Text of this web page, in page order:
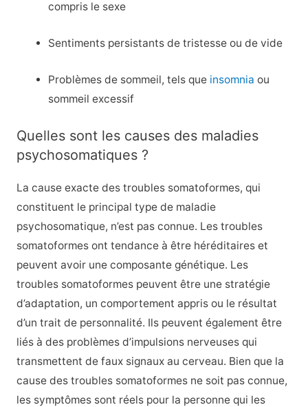
compris le sexe
Sentiments persistants de tristesse ou de vide
Problèmes de sommeil, tels que insomnia ou
sommeil excessif
Quelles sont les causes des maladies
psychosomatiques ?
La cause exacte des troubles somatoformes, qui
constituent le principal type de maladie
psychosomatique, n’est pas connue. Les troubles
somatoformes ont tendance à être héréditaires et
peuvent avoir une composante génétique. Les
troubles somatoformes peuvent être une stratégie
d’adaptation, un comportement appris ou le résultat
d’un trait de personnalité. Ils peuvent également être
liés à des problèmes d’impulsions nerveuses qui
transmettent de faux signaux au cerveau. Bien que la
cause des troubles somatoformes ne soit pas connue,
les symptômes sont réels pour la personne qui les